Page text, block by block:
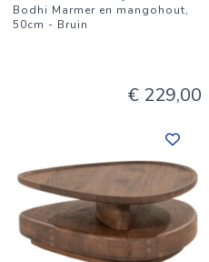
Bodhi Marmer en mangohout,
50cm - Bruin
€ 229,00